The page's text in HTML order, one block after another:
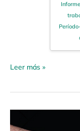
Leer más »
de